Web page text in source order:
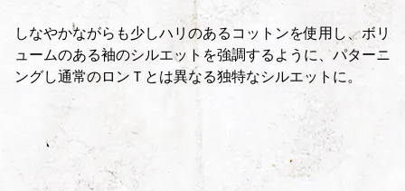
しなやかながらも少しハリのあるコットンを使用し、ボリ
ュームのある袖のシルエットを強調するように、パターニ
ングし通常のロンＴとは異なる独特なシルエットに。